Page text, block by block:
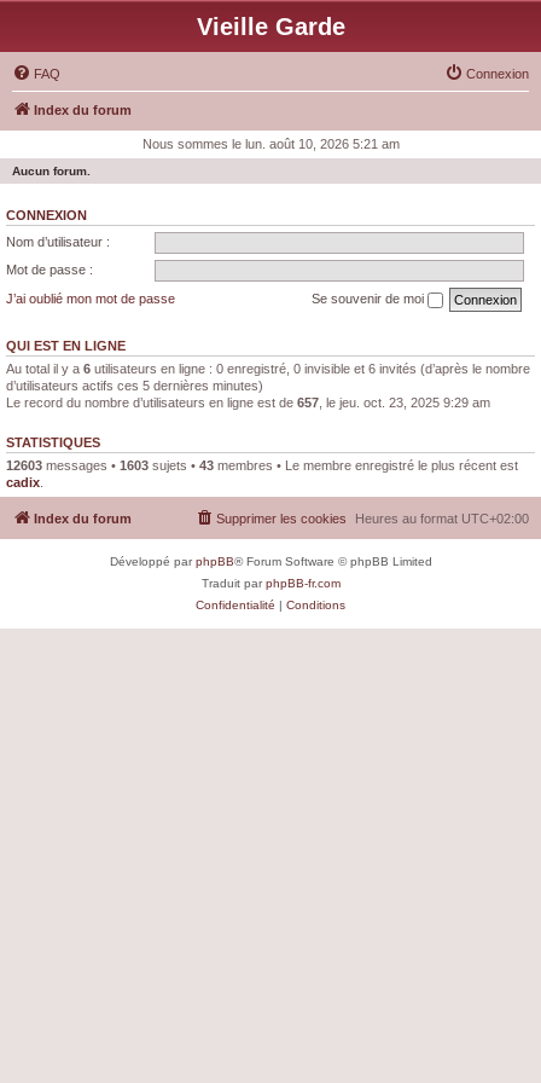
Vieille Garde
FAQ Connexion
Index du forum
Nous sommes le lun. août 10, 2026 5:21 am
Aucun forum.
CONNEXION
Nom d’utilisateur :
Mot de passe :
J’ai oublié mon mot de passe
Se souvenir de moi
QUI EST EN LIGNE
Au total il y a 6 utilisateurs en ligne : 0 enregistré, 0 invisible et 6 invités (d’après le nombre
d’utilisateurs actifs ces 5 dernières minutes)
Le record du nombre d’utilisateurs en ligne est de 657 , le jeu. oct. 23, 2025 9:29 am
STATISTIQUES
12603 messages • 1603 sujets • 43 membres • Le membre enregistré le plus récent est
cadix
Index du forum Heures au format UTC+02:00
Supprimer les cookies
Développé parphpBB® Forum Software © phpBB Limited
Traduit parphpBB-fr.com
Confidentialité | Conditions